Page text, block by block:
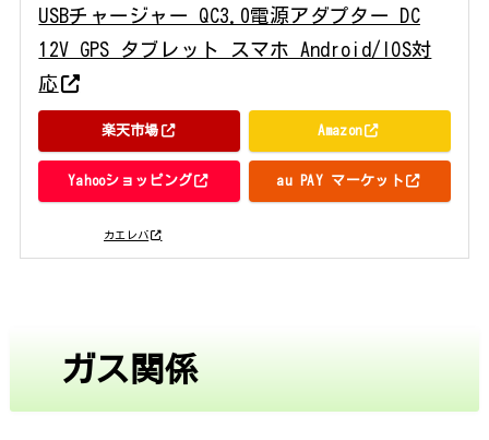
USBチャージャー QC3.0電源アダプター DC
12V GPS タブレット スマホ Android/IOS対
応
カエレバ
楽天市場 Amazon
Yahooショッピング au PAY マーケット
ガス関係